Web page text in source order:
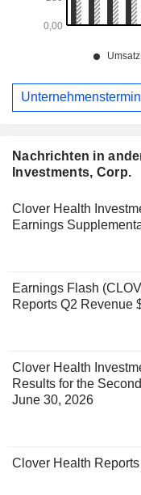
Nachrichten in
Investments, Corp.
Clover Health
Earnings
Earnings Flash
Reports Q2 Revenue
Clover Health
Results for the
June 30, 2026
Clover Health